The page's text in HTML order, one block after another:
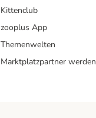
Kittenclub
zooplus App
Themenwelten
Marktplatzpartner werden